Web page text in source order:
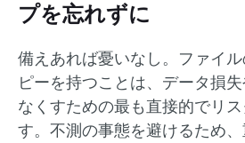
プを忘れずに
備えあれば憂いなし。ファイ
ピーを持つことは、データ損
なくすための最も直接的でリ
す。不測の事態を避けるため